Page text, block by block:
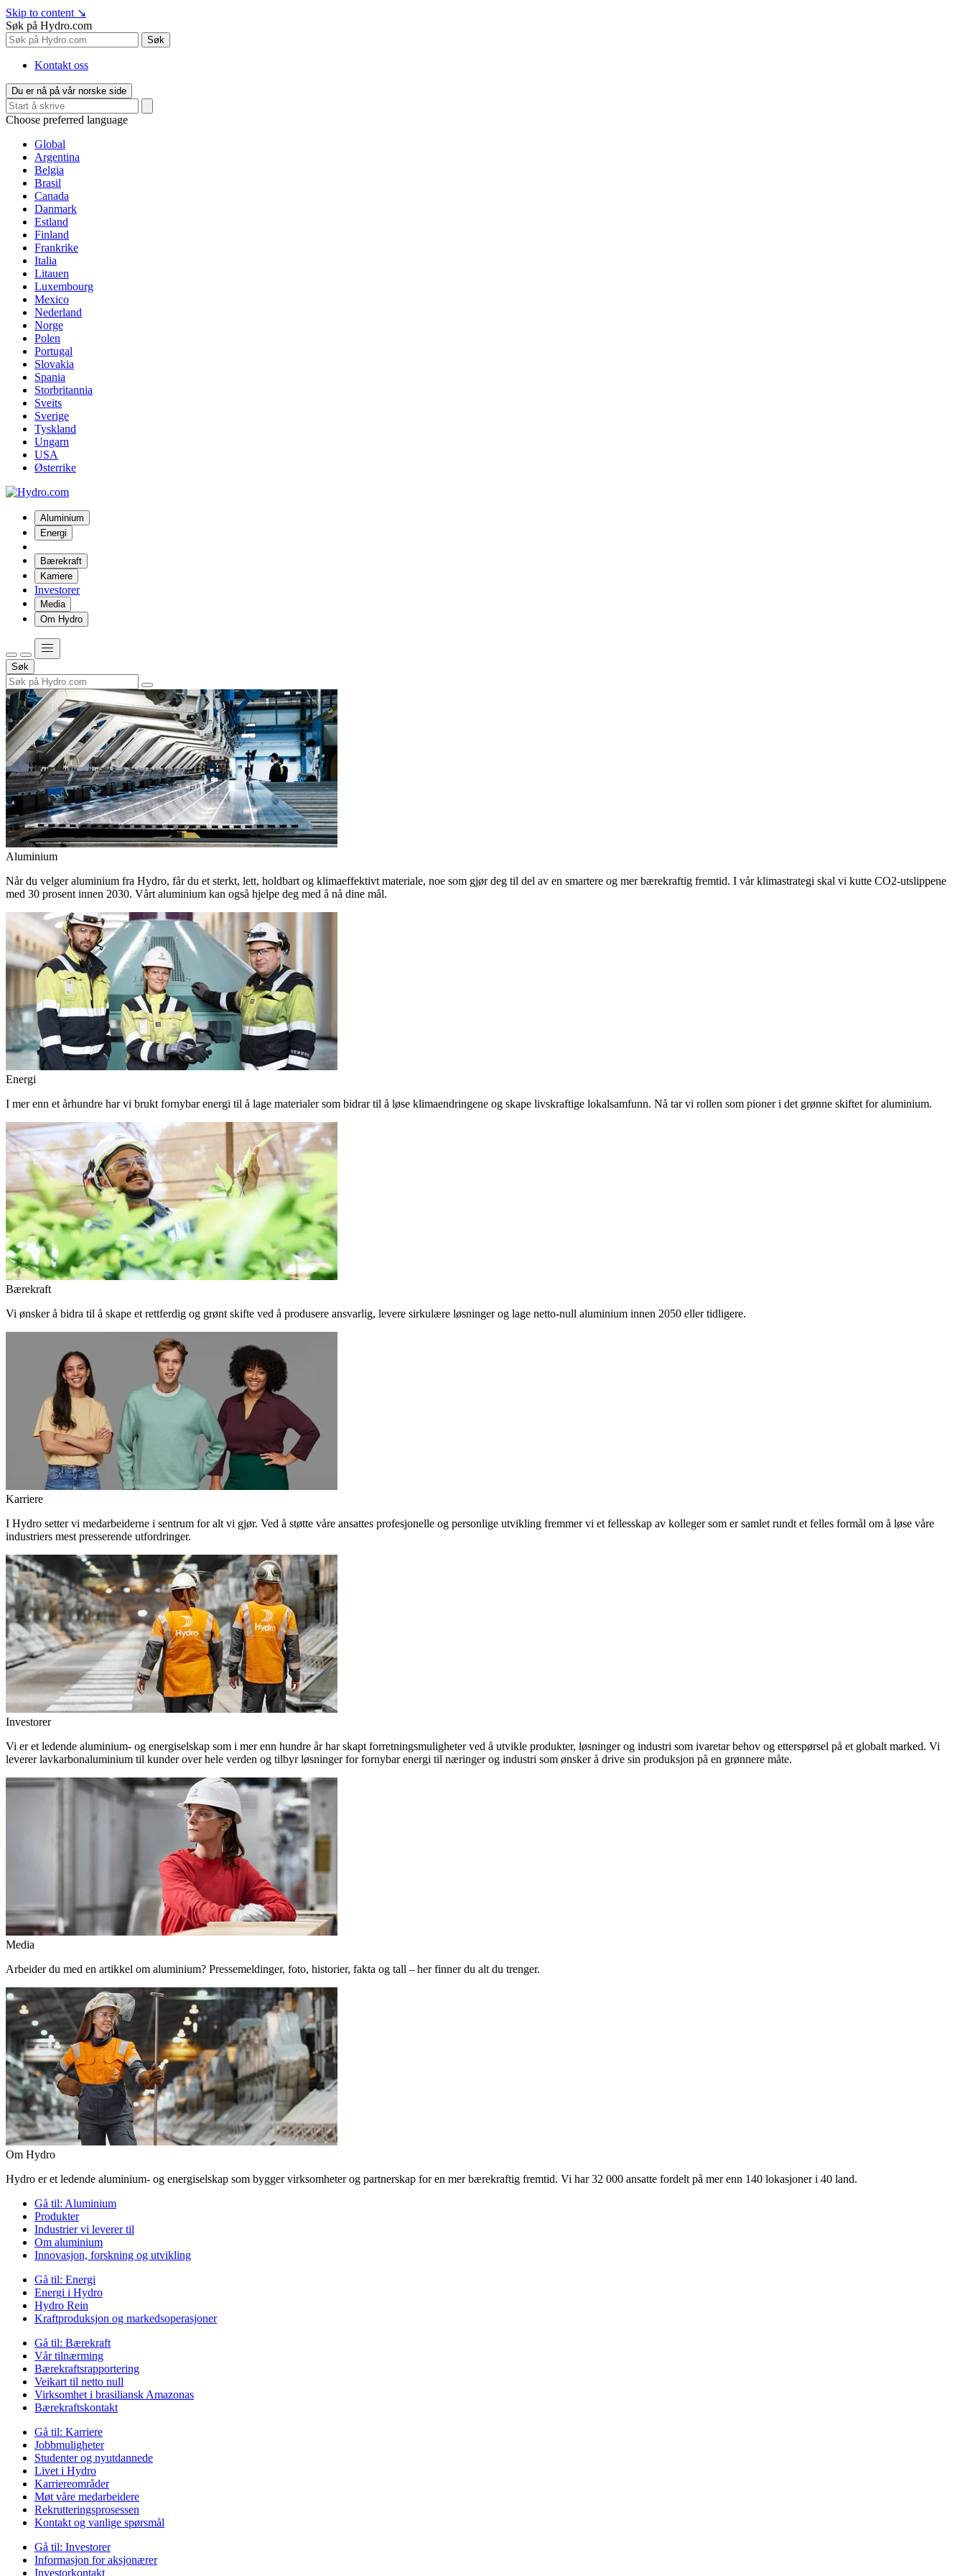
Skip to content ↘
Søk på Hydro.com
Søk
Kontakt oss
Du er nå på vår norske side
Choose preferred language
Global
Argentina
Belgia
Brasil
Canada
Danmark
Estland
Finland
Frankrike
Italia
Litauen
Luxembourg
Mexico
Nederland
Norge
Polen
Portugal
Slovakia
Spania
Storbritannia
Sveits
Sverige
Tyskland
Ungarn
USA
Østerrike
Aluminium
Energi
Bærekraft
Karriere
Investorer
Media
Om Hydro
Søk
Aluminium
Når du velger aluminium fra Hydro, får du et sterkt, lett, holdbart og klimaeffektivt materiale, noe som gjør deg til del av en smartere og mer bærekraftig fremtid. I vår klimastrategi skal vi kutte CO2-utslippene
med 30 prosent innen 2030. Vårt aluminium kan også hjelpe deg med å nå dine mål.
Energi
I mer enn et århundre har vi brukt fornybar energi til å lage materialer som bidrar til å løse klimaendringene og skape livskraftige lokalsamfunn. Nå tar vi rollen som pioner i det grønne skiftet for aluminium.
Bærekraft
Vi ønsker å bidra til å skape et rettferdig og grønt skifte ved å produsere ansvarlig, levere sirkulære løsninger og lage netto-null aluminium innen 2050 eller tidligere.
Karriere
I Hydro setter vi medarbeiderne i sentrum for alt vi gjør. Ved å støtte våre ansattes profesjonelle og personlige utvikling fremmer vi et fellesskap av kolleger som er samlet rundt et felles formål om å løse våre
industriers mest presserende utfordringer.
Investorer
Vi er et ledende aluminium- og energiselskap som i mer enn hundre år har skapt forretningsmuligheter ved å utvikle produkter, løsninger og industri som ivaretar behov og etterspørsel på et globalt marked. Vi
leverer lavkarbonaluminium til kunder over hele verden og tilbyr løsninger for fornybar energi til næringer og industri som ønsker å drive sin produksjon på en grønnere måte.
Media
Arbeider du med en artikkel om aluminium? Pressemeldinger, foto, historier, fakta og tall – her finner du alt du trenger.
Om Hydro
Hydro er et ledende aluminium- og energiselskap som bygger virksomheter og partnerskap for en mer bærekraftig fremtid. Vi har 32 000 ansatte fordelt på mer enn 140 lokasjoner i 40 land.
Gå til: Aluminium
Produkter
Industrier vi leverer til
Om aluminium
Innovasjon, forskning og utvikling
Gå til: Energi
Energi i Hydro
Hydro Rein
Kraftproduksjon og markedsoperasjoner
Gå til: Bærekraft
Vår tilnærming
Bærekraftsrapportering
Veikart til netto null
Virksomhet i brasiliansk Amazonas
Bærekraftskontakt
Gå til: Karriere
Jobbmuligheter
Studenter og nyutdannede
Livet i Hydro
Karriereområder
Møt våre medarbeidere
Rekrutteringsprosessen
Kontakt og vanlige spørsmål
Gå til: Investorer
Informasjon for aksjonærer
Investorkontakt